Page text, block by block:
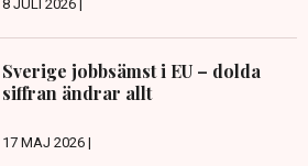
8 JULI 2026 |
Sverige jobbsämst i EU – dolda
siffran ändrar allt
17 MAJ 2026 |